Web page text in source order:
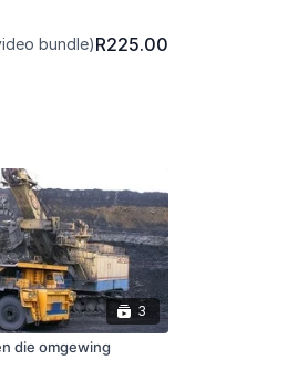
bundle)R225.00
3
die omgewing